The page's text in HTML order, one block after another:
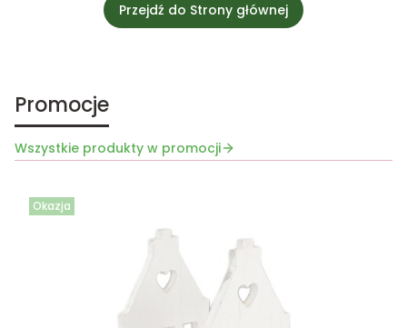
Przejdź do Strony głównej
Promocje
Wszystkie produkty w promocji
Okazja